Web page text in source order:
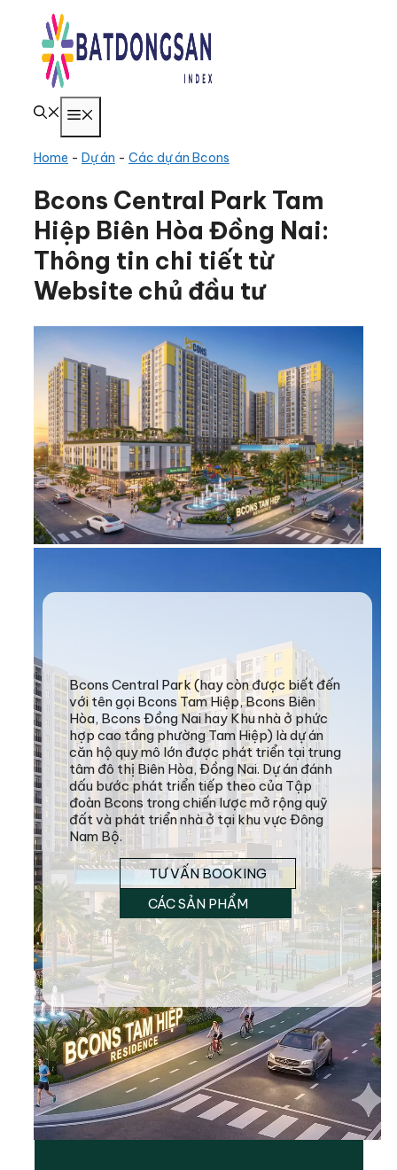
Chuyển
Home - Dự án - Các dự án Bcons
Bcons Central Park Tam
Hiệp Biên Hòa Đồng Nai:
Thông tin chi tiết từ
Website chủ đầu tư
Bcons Central Park (hay còn được biết đến
với tên gọi Bcons Tam Hiệp, Bcons Biên
Hòa, Bcons Đồng Nai hay Khu nhà ở phức
hợp cao tầng phường Tam Hiệp) là dự án
căn hộ quy mô lớn được phát triển tại trung
tâm đô thị Biên Hòa, Đồng Nai. Dự án đánh
dấu bước phát triển tiếp theo của Tập
đoàn Bcons trong chiến lược mở rộng quỹ
đất và phát triển nhà ở tại khu vực Đông
Nam Bộ.
TƯ VẤN BOOKING
CÁC SẢN PHẨM